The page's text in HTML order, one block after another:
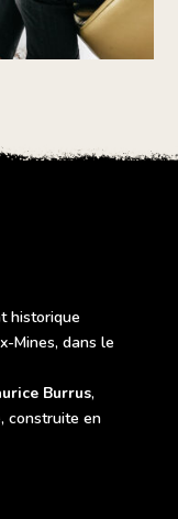
historique
Mines, dans le
Burrus,
construite en